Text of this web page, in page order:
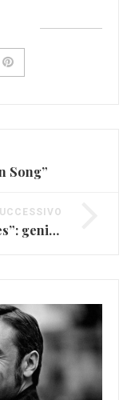
Song”
Prince e “Sign o’ the Times”: genio e provocazione